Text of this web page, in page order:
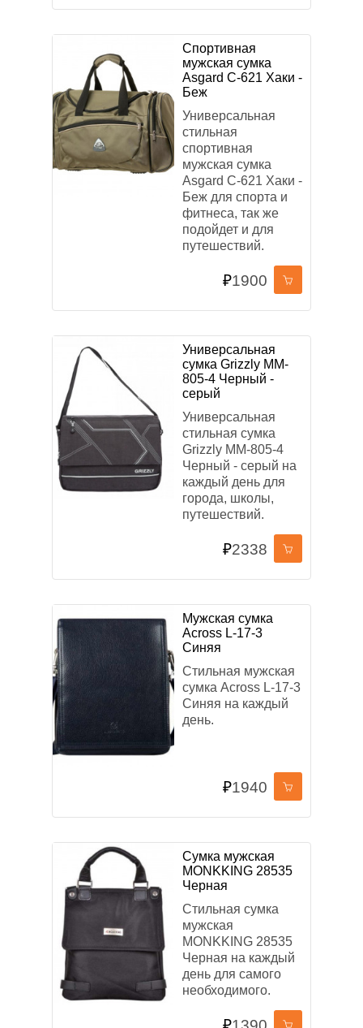
Спортивная
мужская сумка
Asgard С-621 Хаки -
Беж
Универсальная
стильная
спортивная
мужская сумка
Asgard С-621 Хаки -
Беж для спорта и
фитнеса, так же
подойдет и для
путешествий.
₽1900
Универсальная
сумка Grizzly MM-
805-4 Черный -
серый
Универсальная
стильная сумка
Grizzly MM-805-4
Черный - серый на
каждый день для
города, школы,
путешествий.
₽2338
Мужская сумка
Across L-17-3
Синяя
Стильная мужская
сумка Across L-17-3
Синяя на каждый
день.
₽1940
Сумка мужская
MONKKING 28535
Черная
Стильная сумка
мужская
MONKKING 28535
Черная на каждый
день для самого
необходимого.